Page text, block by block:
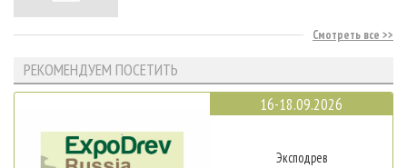
Смотреть все
РЕКОМЕНДУЕМ ПОСЕТИТЬ
16-18.09.2026
Эксподрев